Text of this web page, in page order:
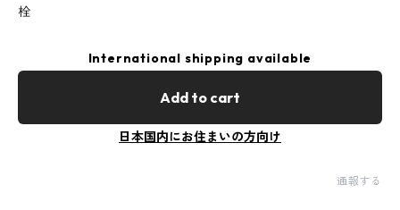
栓
International shipping available
Add to cart
日本国内にお住まいの方向け
通報する